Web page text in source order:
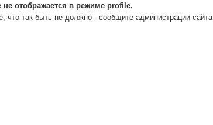
не отображается в режиме profile.
что так быть не должно - сообщите администрации сайта.